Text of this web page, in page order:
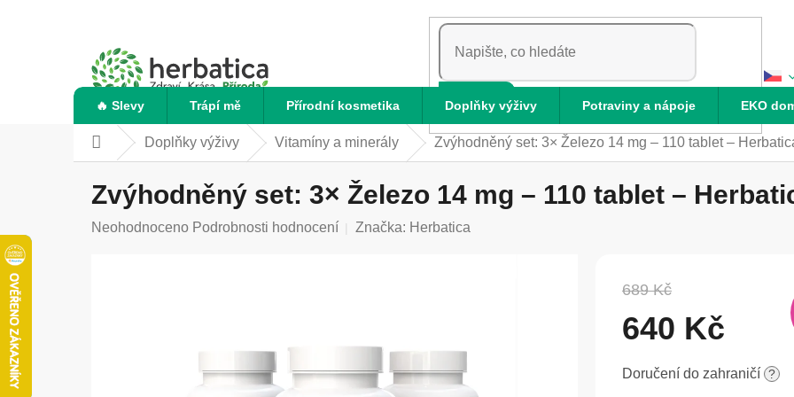
HLEDAT
🔥 Slevy Trápí mě Přírodní kosmetika Doplňky výživy Potraviny a nápoje EKO
Domů Doplňky výživy Vitamíny a minerály Zvýhodněný set: 3× Železo 14 mg – 110 tablet –
Zvýhodněný set: 3× Železo 14 mg – 110 tablet –
Průměrné
Neohodnoceno Podrobnosti hodnocení Značka: Herbatica
689 Kč
640 Kč
Měrná
Doručení do zahraničí ?